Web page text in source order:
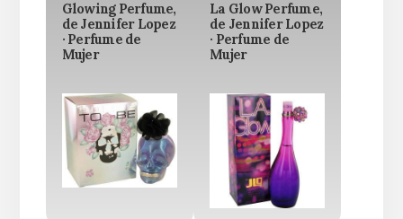
Glowing Perfume,
de Jennifer Lopez
· Perfume de
Mujer
La Glow Perfume,
de Jennifer Lopez
· Perfume de
Mujer